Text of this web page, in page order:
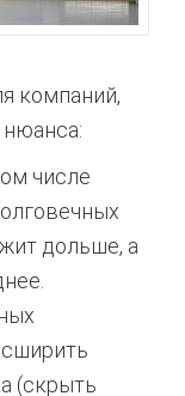
компаний,
числе
дольше, а
(скрыть